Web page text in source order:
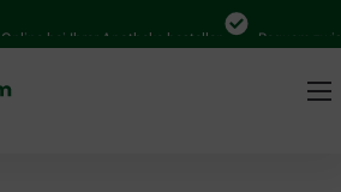
Online bei Ihrer Apotheke bestellen Bequem